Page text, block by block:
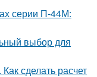
серии П-44М:
выбор для
сделать расчет